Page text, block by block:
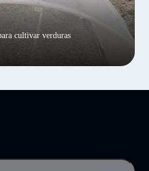
cultivar verduras